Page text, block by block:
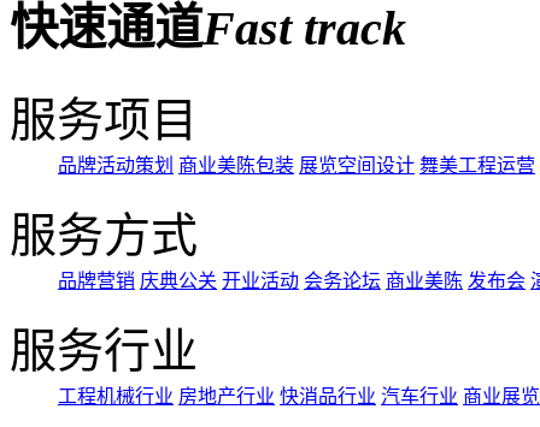
快速通道Fast track
服务项目
品牌活动策划 商业美陈包装 展览空间设计 舞美工程运营
服务方式
品牌营销 庆典公关 开业活动 会务论坛 商业美陈 发布会
服务行业
工程机械行业 房地产行业 快消品行业 汽车行业 商业展览